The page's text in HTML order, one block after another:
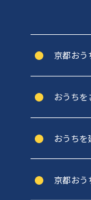
京都おう
おうちを
おうちを
京都おう